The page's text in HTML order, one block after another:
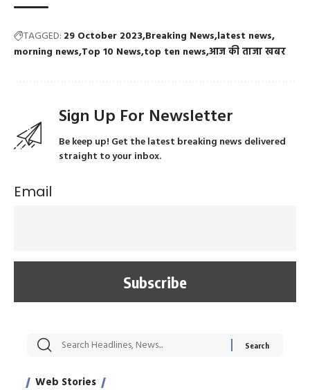
TAGGED: 29 October 2023 Breaking News latest news
morning news Top 10 News top ten news आज की ताजा खबर
Sign Up For Newsletter
Be keep up! Get the latest breaking news delivered
straight to your inbox.
Email
Web Stories
सट्टेबाजी में अरेस्ट हुए
साहिल खान
रोज एक कच्चे लहसुन